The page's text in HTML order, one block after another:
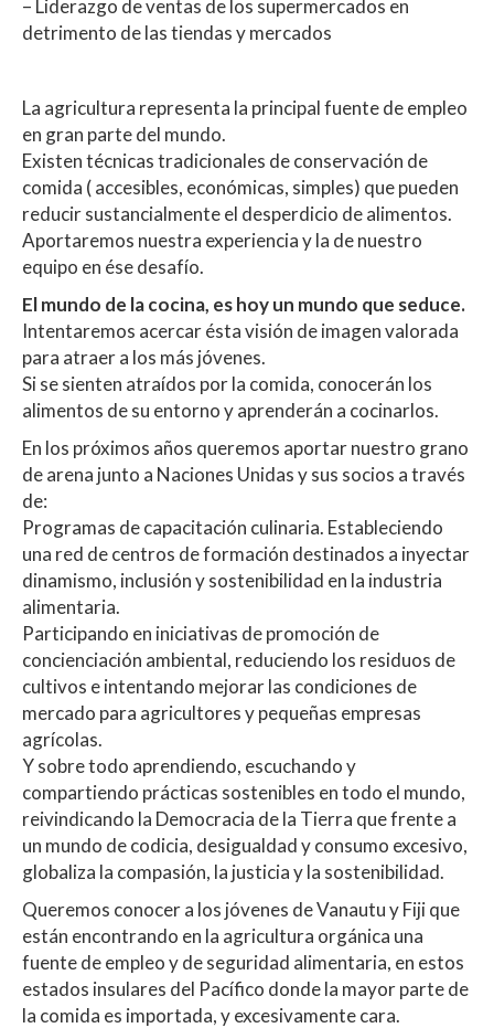
– Liderazgo de ventas de los supermercados en
detrimento de las tiendas y mercados
La agricultura representa la principal fuente de empleo
en gran parte del mundo.
Existen técnicas tradicionales de conservación de
comida ( accesibles, económicas, simples) que pueden
reducir sustancialmente el desperdicio de alimentos.
Aportaremos nuestra experiencia y la de nuestro
equipo en ése desafío.
El mundo de la cocina, es hoy un mundo que seduce.
Intentaremos acercar ésta visión de imagen valorada
para atraer a los más jóvenes.
Si se sienten atraídos por la comida, conocerán los
alimentos de su entorno y aprenderán a cocinarlos.
En los próximos años queremos aportar nuestro grano
de arena junto a Naciones Unidas y sus socios a través
de:
Programas de capacitación culinaria. Estableciendo
una red de centros de formación destinados a inyectar
dinamismo, inclusión y sostenibilidad en la industria
alimentaria.
Participando en iniciativas de promoción de
concienciación ambiental, reduciendo los residuos de
cultivos e intentando mejorar las condiciones de
mercado para agricultores y pequeñas empresas
agrícolas.
Y sobre todo aprendiendo, escuchando y
compartiendo prácticas sostenibles en todo el mundo,
reivindicando la Democracia de la Tierra que frente a
un mundo de codicia, desigualdad y consumo excesivo,
globaliza la compasión, la justicia y la sostenibilidad.
Queremos conocer a los jóvenes de Vanautu y Fiji que
están encontrando en la agricultura orgánica una
fuente de empleo y de seguridad alimentaria, en estos
estados insulares del Pacífico donde la mayor parte de
la comida es importada, y excesivamente cara.